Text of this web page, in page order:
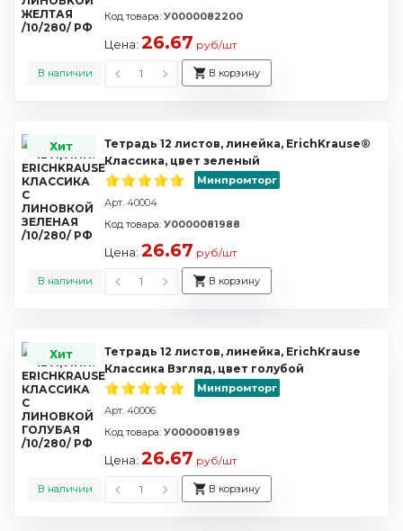
В наличии
Код товара: У0000082200
Цена: 26.67 руб/шт
В корзину
Хит
Тетрадь 12 листов, линейка, ErichKrause®
Классика, цвет зеленый
Минпромторг
Арт. 40004
В наличии
Код товара: У0000081988
Цена: 26.67 руб/шт
В корзину
Хит
Тетрадь 12 листов, линейка, ErichKrause
Классика Взгляд, цвет голубой
Минпромторг
Арт. 40006
В наличии
Код товара: У0000081989
Цена: 26.67 руб/шт
В корзину